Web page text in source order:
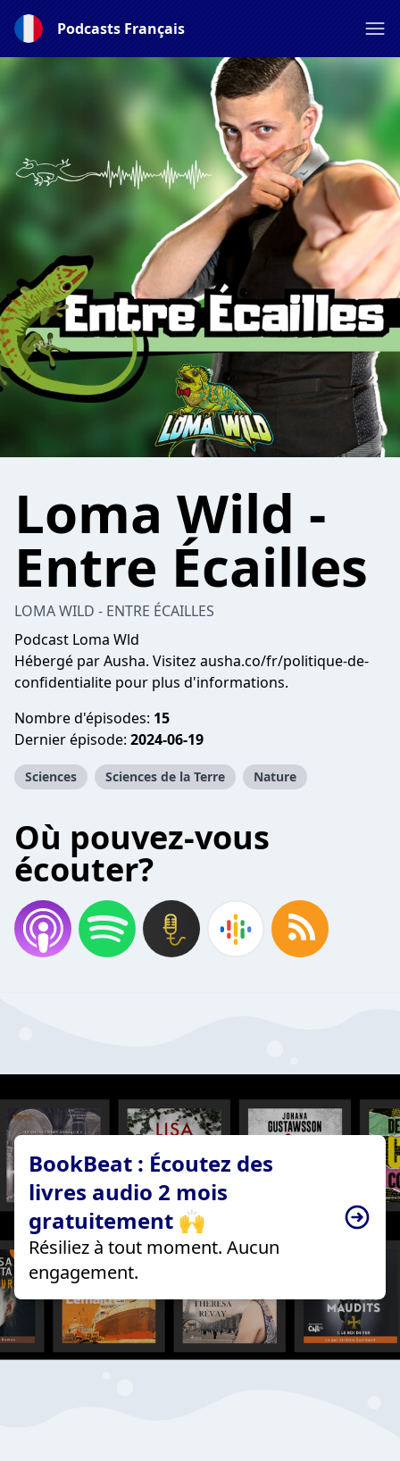
Podcasts Français
Loma Wild -
Entre Écailles
LOMA WILD - ENTRE ÉCAILLES
Podcast Loma Wld
Hébergé par Ausha. Visitez ausha.co/fr/politique-de-
confidentialite pour plus d'informations.
Nombre d'épisodes: 15
Dernier épisode: 2024-06-19
Sciences Sciences de la Terre Nature
Où pouvez-vous
écouter?
BookBeat : Écoutez des
livres audio 2 mois
gratuitement 🙌
Résiliez à tout moment. Aucun
engagement.